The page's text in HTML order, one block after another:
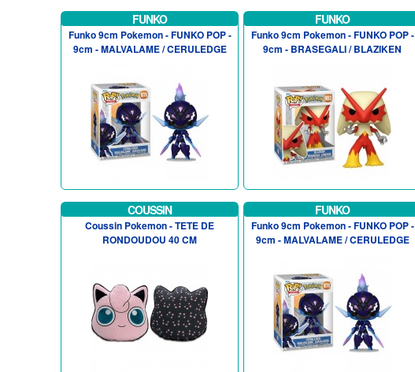
FUNKO
Funko 9cm Pokemon - FUNKO POP -
9cm - MALVALAME / CERULEDGE
FUNKO
Funko 9cm Pokemon - FUNKO POP -
9cm - BRASEGALI / BLAZIKEN
COUSSIN
Coussin Pokemon - TETE DE
RONDOUDOU 40 CM
FUNKO
Funko 9cm Pokemon - FUNKO POP -
9cm - MALVALAME / CERULEDGE